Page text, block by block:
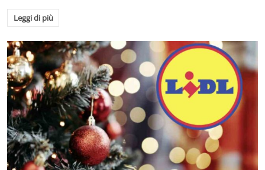
Leggi di più